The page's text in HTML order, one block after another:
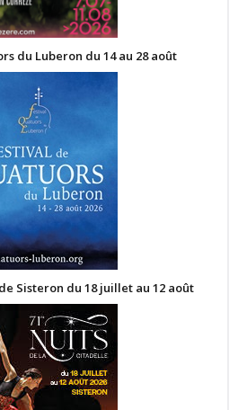
du Luberon du 14 au 28 août
Sisteron du 18 juillet au 12 août